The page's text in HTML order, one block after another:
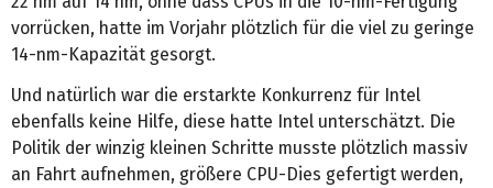
vorrücken, hatte im Vorjahr plötzlich für die viel zu geringe
14-nm-Kapazität gesorgt.
Und natürlich war die erstarkte Konkurrenz für Intel
ebenfalls keine Hilfe, diese hatte Intel unterschätzt. Die
Politik der winzig kleinen Schritte musste plötzlich massiv
an Fahrt aufnehmen, größere CPU-Dies gefertigt werden,